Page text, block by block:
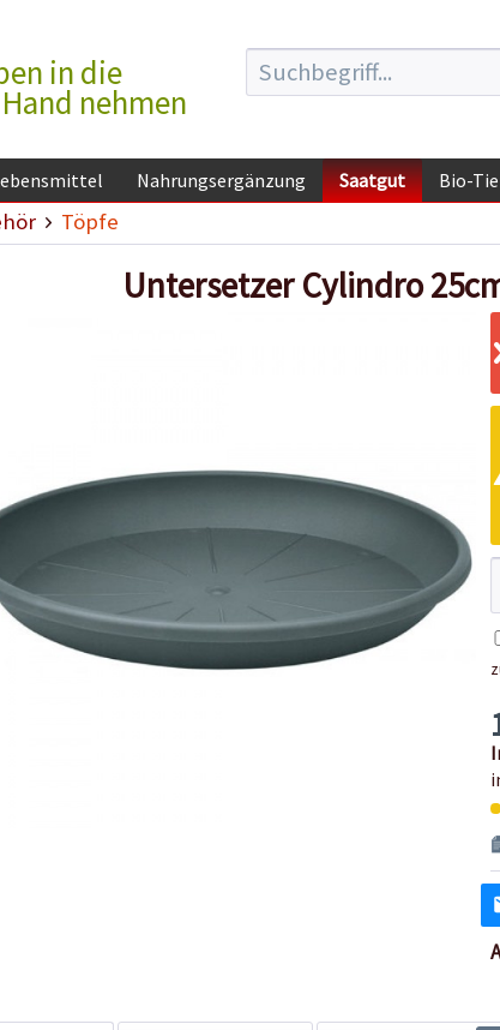
in die
nehmen
Nahrungsergänzung Saatgut Bio-
Töpfe
Untersetzer Cylindro